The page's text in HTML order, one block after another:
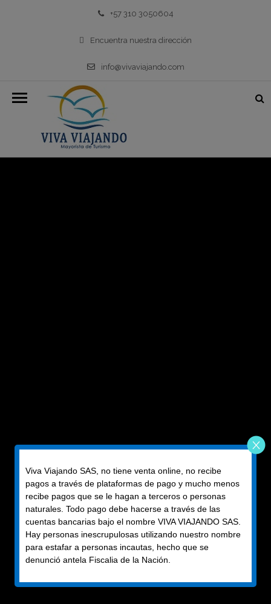
+57 310 3050604
Encuentra nuestra dirección
info@vivaviajando.com
Colombia
Viva Viajando SAS, no tiene venta online, no recibe
pagos a través de plataformas de pago y mucho menos
recibe pagos que se le hagan a terceros o personas
naturales. Todo pago debe hacerse a través de las
cuentas bancarias bajo el nombre VIVA VIAJANDO SAS.
Hay personas inescrupulosas utilizando nuestro nombre
para estafar a personas incautas, hecho que se
denunció antela Fiscalia de la Nación.